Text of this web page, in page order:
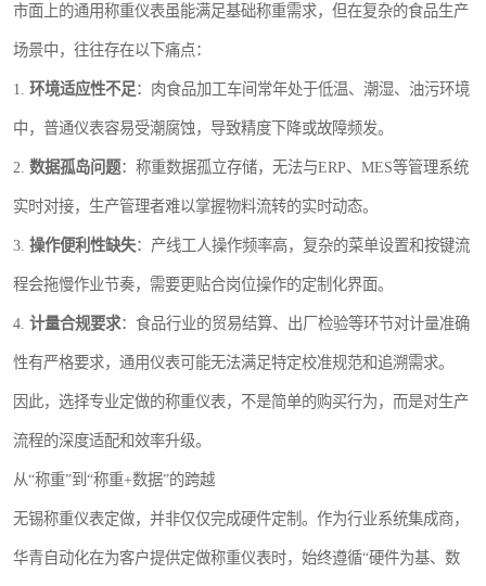
市面上的通用称重仪表虽能满足基础称重需求，但在复杂的食品生产
场景中，往往存在以下痛点：
1. 环境适应性不足：肉食品加工车间常年处于低温、潮湿、油污环境
中，普通仪表容易受潮腐蚀，导致精度下降或故障频发。
2. 数据孤岛问题：称重数据孤立存储，无法与ERP、MES等管理系统
实时对接，生产管理者难以掌握物料流转的实时动态。
3. 操作便利性缺失：产线工人操作频率高，复杂的菜单设置和按键流
程会拖慢作业节奏，需要更贴合岗位操作的定制化界面。
4. 计量合规要求：食品行业的贸易结算、出厂检验等环节对计量准确
性有严格要求，通用仪表可能无法满足特定校准规范和追溯需求。
因此，选择专业定做的称重仪表，不是简单的购买行为，而是对生产
流程的深度适配和效率升级。
从“称重”到“称重+数据”的跨越
无锡称重仪表定做，并非仅仅完成硬件定制。作为行业系统集成商，
华青自动化在为客户提供定做称重仪表时，始终遵循“硬件为基、数